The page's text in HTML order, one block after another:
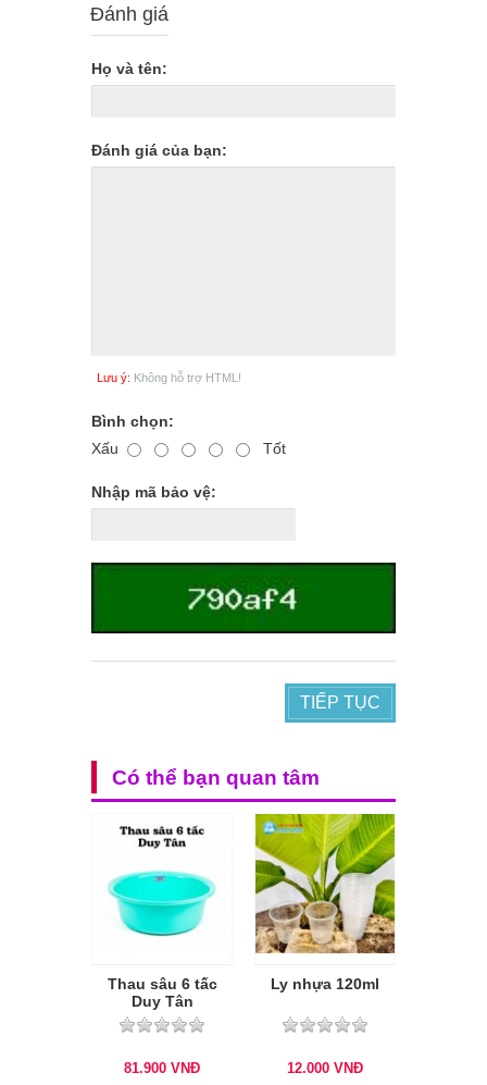
Đánh giá
Họ và tên:
Đánh giá của bạn:
Lưu ý: Không hỗ trợ HTML!
Bình chọn:
Xấu
Tốt
Nhập mã bảo vệ:
TIẾP TỤC
Có thể bạn quan tâm
Thau sâu 6 tấc
Duy Tân
81.900 VNĐ
Ly nhựa 120ml
12.000 VNĐ